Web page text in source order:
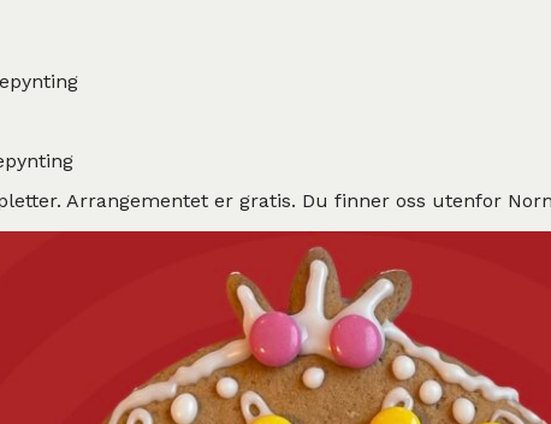
Arrangementet er gratis. Du finner oss utenfor